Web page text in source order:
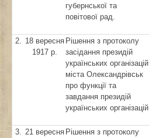
губернської та
повітової рад.
2. 18 вересня
1917 р.
Рішення з протоколу
засідання президій
українських організацій
міста Олександрівськ
про функції та
завдання президій
українських організацій
3. 21 вересня Рішення з протоколу